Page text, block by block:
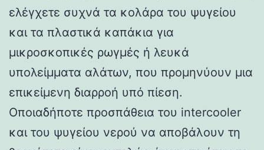
ελέγχετε συχνά τα κολάρα του ψυγείου
και τα πλαστικά καπάκια για
μικροσκοπικές ρωγμές ή λευκά
υπολείμματα αλάτων, που προμηνύουν μια
επικείμενη διαρροή υπό πίεση.
Οποιαδήποτε προσπάθεια του intercooler
και του ψυγείου νερού να αποβάλουν τη